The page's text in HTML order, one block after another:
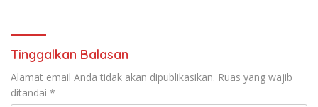
Tinggalkan Balasan
Alamat email Anda tidak akan dipublikasikan. Ruas yang wajib
ditandai *